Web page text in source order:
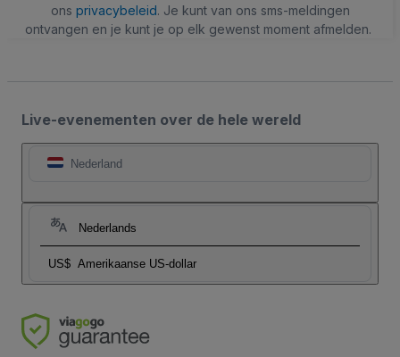
ons privacybeleid. Je kunt van ons sms-meldingen
ontvangen en je kunt je op elk gewenst moment afmelden.
Live-evenementen over de hele wereld
Nederland
Nederlands
US$ Amerikaanse US-dollar